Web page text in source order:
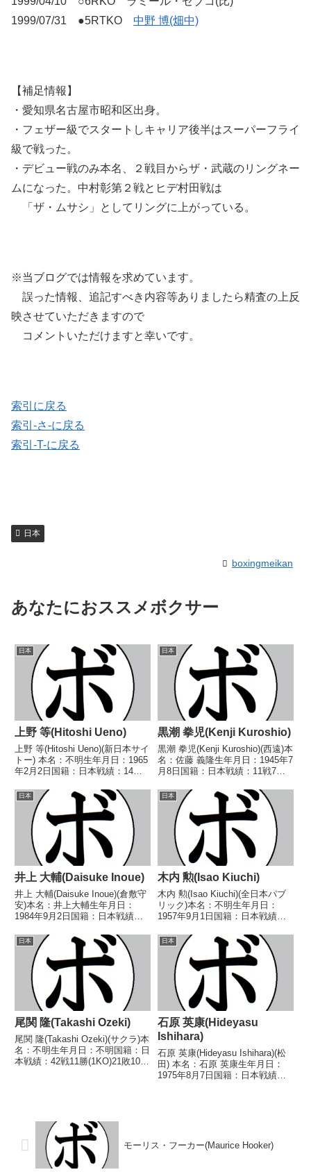
1999/07/31 ●5RTKO 中野 博(畑中)
【補足情報】
・愛知県名古屋市昭和区出身。
・フェザー級でスタートしキャリア後半はスーパーフライ
級で戦った。
・デビュー戦のみ本名、２戦目からザ・武蔵のリングネー
ムになった。中村彰第２戦とヒデ村田戦は
「ザ・ムサシ」としてリングに上がっている。
※当ブログでは情報を求めています。
誤った情報、追記すべき内容等ありましたら精査の上反
映させていただきますので
コメントいただけますと幸いです。
索引に戻る
索引-さ-に戻る
索引-T-に戻る
日本
boxingmeikan
あなたにおススメボクサー
日本
上野 等(Hitoshi Ueno)
上野 等(Hitoshi Ueno)(新日本サイ
トー) 本名：不明生年月日：1965
年2月2日国籍：日本戦績：14戦3
ル】なし 【戦歴】1989/10/30
●1RKO 加藤 隆行(多寿
満)1990/01...
日本
黒潮 拳児(Kenji Kuroshio)
黒潮 拳児(Kenji Kuroshio)(西遠)本
名：佐藤 義隆生年月日：1945年7
月8日国籍：日本戦績：11戦7勝
年度中日本フェザー級新人王【戦
歴】■1977年度中日本フェザー級
新人王予選1977...
日本
井上 大輔(Daisuke Inoue)
井上 大輔(Daisuke Inoue)(倉敷守
安)本名：井上大輔生年月日：
1984年9月2日国籍：日本戦績：
トル】なし【戦歴】2008/11/23
○3RTKO 中司 裕貴(ホワイトフ
ォックス)200...
日本
木内 勲(Isao Kiuchi)
木内 勲(Isao Kiuchi)(全日本パブ
リック)本名：不明生年月日：
1957年9月1日国籍：日本戦績：
し【戦歴】1978/10/02
●3RKO 渡辺 敬之(金
子)1978/12/12 ●4R判定 (採...
日本
尾関 隆(Takashi Ozeki)
尾関 隆(Takashi Ozeki)(サクラ)本
名：不明生年月日：不明国籍：日
本戦績：42戦11勝(1KO)21敗10分
日本
石原 英康(Hideyasu
Ishihara)
石原 英康(Hideyasu Ishihara)(松
田) 本名：石原 英康生年月日：
1975年8月7日国籍：日本戦績：
モーリス・フーカー(Maurice Hooker)